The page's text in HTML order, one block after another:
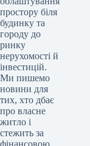
простору біля
будинку та
городу до
ринку
нерухомості й
інвестицій.
Ми пишемо
новини для
тих, хто дбає
про власне
житло і
стежить за